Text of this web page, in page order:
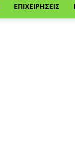
Green
ΕΠΙΧΕΙΡΉΣΕΙΣ